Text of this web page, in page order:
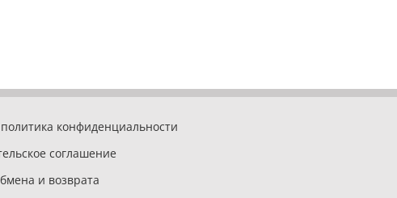
конфиденциальности
соглашение
и возврата